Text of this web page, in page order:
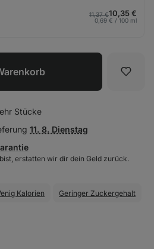
11,37 €10,35 €
0,69 € / 100 ml
Stücke
Lieferinformationen
11. 8. Dienstag
erstatten wir dir dein Geld zurück.
Kalorien Geringer Zuckergehalt